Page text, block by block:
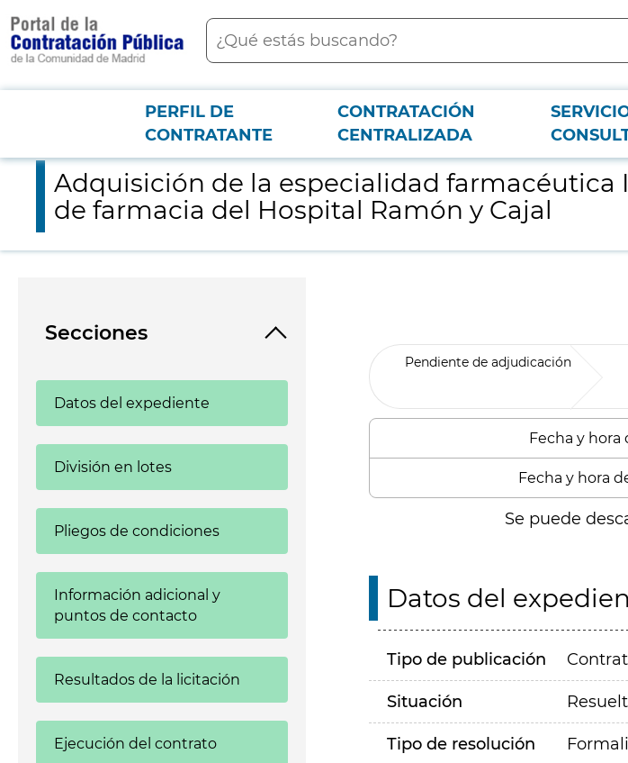
contenido
principal
Buscar
Menú PCON
PERFIL DE
CONTRATANTE
CONTRATACIÓN
CENTRALIZADA
Adquisición de la especialidad farmacéutica Ibrutinib 140 mg con destino el servicio de farmacia del
Adquisición de la especialidad
de farmacia del Hospital Ramón y Cajal
Secciones
Datos del expediente
División en lotes
Pliegos de condiciones
Información adicional y
puntos de contacto
Resultados de la licitación
Ejecución del contrato
Pendiente de adjudicación
Fecha y hora
Fecha y hora
Se puede
Datos del
Tipo de publicación
Situación
Tipo de resolución